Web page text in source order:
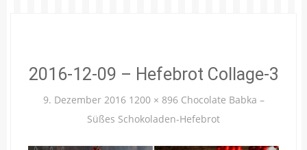
2016-12-09 – Hefebrot Collage-3
9. Dezember 2016 1200 × 896 Chocolate Babka –
Süßes Schokoladen-Hefebrot